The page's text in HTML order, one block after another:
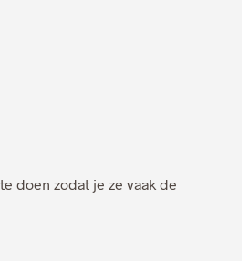
doen zodat je ze vaak de